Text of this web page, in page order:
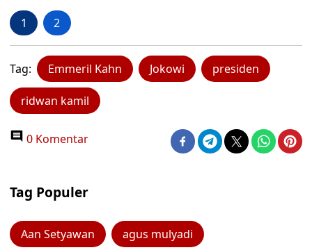
1 2
Tag: Emmeril Kahn Jokowi presiden
ridwan kamil
0 Komentar
Tag Populer
Aan Setyawan agus mulyadi